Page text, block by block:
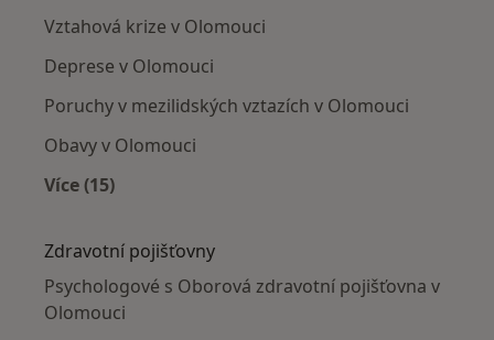
Vztahová krize v Olomouci
Deprese v Olomouci
Poruchy v mezilidských vztazích v Olomouci
Obavy v Olomouci
Více (15)
Zdravotní pojišťovny
Psychologové s Oborová zdravotní pojišťovna v
Olomouci